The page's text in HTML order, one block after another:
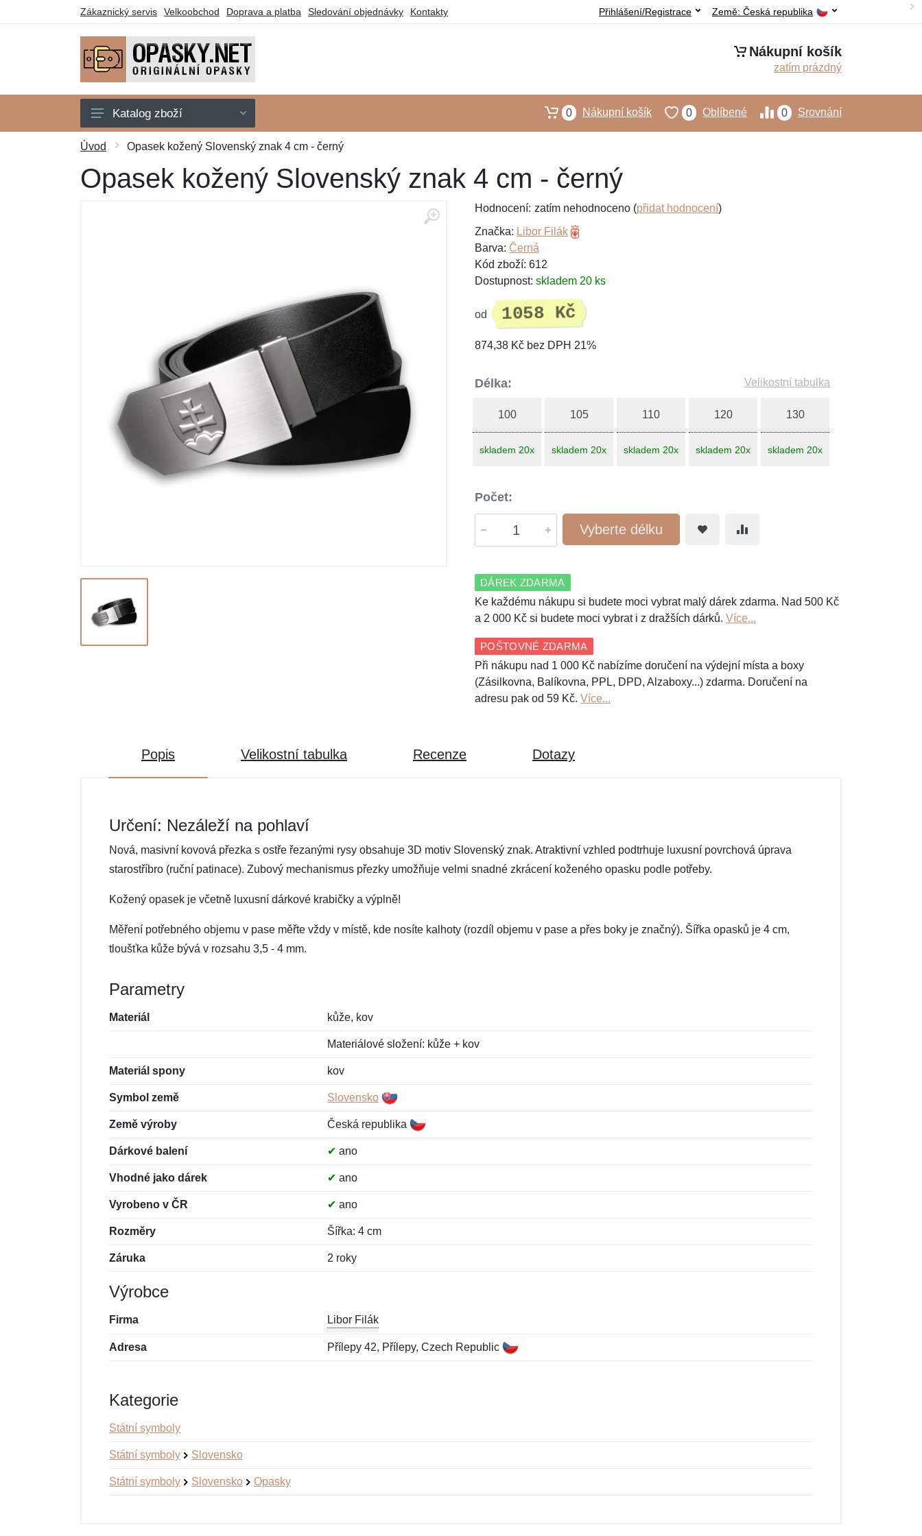
Zákaznický servis Velkoobchod Doprava a platba Sledování objednávky Kontakty Země: Česká republika
Přihlášení/Registrace
Nákupní košík
zatím prázdný
Státní symboly
Motorkáři
Myslivci
Katalog zboží 0 Srovnání
0 Oblíbené
0 Nákupní košík
Úvod Opasek kožený Slovenský znak 4 cm - černý
Opasek kožený Slovenský znak 4 cm - černý
Hodnocení: zatím nehodnoceno (přidat hodnocení)
Značka: Libor Filák
Barva: Černá
Kód zboží: 612
Dostupnost: skladem 20 ks
od 1058 Kč
874,38 Kč bez DPH 21%
Délka: Velikostní tabulka
100
skladem 20x
105
skladem 20x
110
skladem 20x
120
skladem 20x
130
skladem 20x
Počet:
Vyberte délku
DÁREK ZDARMA
Ke každému nákupu si budete moci vybrat malý dárek zdarma. Nad 500 Kč
a 2 000 Kč si budete moci vybrat i z dražších dárků. Více...
POŠTOVNÉ ZDARMA
Při nákupu nad 1 000 Kč nabízíme doručení na výdejní místa a boxy
(Zásilkovna, Balíkovna, PPL, DPD, Alzaboxy...) zdarma. Doručení na
adresu pak od 59 Kč. Více...
Popis Velikostní tabulka Recenze Dotazy
Určení: Nezáleží na pohlaví
Nová, masivní kovová přezka s ostře řezanými rysy obsahuje 3D motiv Slovenský znak. Atraktivní vzhled podtrhuje luxusní povrchová úprava
starostříbro (ruční patinace). Zubový mechanismus přezky umožňuje velmi snadné zkrácení koženého opasku podle potřeby.
Kožený opasek je včetně luxusní dárkové krabičky a výplně!
Měření potřebného objemu v pase měřte vždy v místě, kde nosíte kalhoty (rozdíl objemu v pase a přes boky je značný). Šířka opasků je 4 cm,
tloušťka kůže bývá v rozsahu 3,5 - 4 mm.
Parametry
Materiál kůže, kov
Materiálové složení: kůže + kov
Materiál spony kov
Symbol země Slovensko
Země výroby Česká republika
Dárkové balení ✔ ano
Vhodné jako dárek ✔ ano
Vyrobeno v ČR ✔ ano
Rozměry Šířka: 4 cm
Záruka 2 roky
Výrobce
Firma Libor Filák
Adresa Přílepy 42, Přílepy, Czech Republic
Kategorie
Státní symboly
Státní symboly Slovensko
Státní symboly Slovensko Opasky